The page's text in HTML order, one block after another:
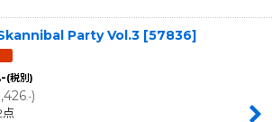
Party Vol.3 [57836]
.-(税別)
.-)